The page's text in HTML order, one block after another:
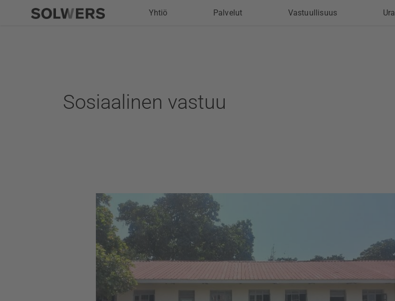
sisältöön
Yhtiö Palvelut Vastuullisuus Ura
Sosiaalinen vastuu
Kuulumisia
Solwersin
lahjoittamasta
koulusta
Ugandassa